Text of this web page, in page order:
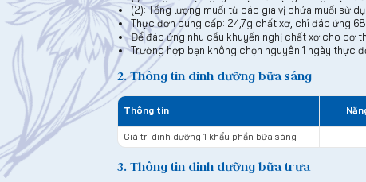
(2): Tổng lượng muối từ các gia vị chứa muối sử
Thực đơn cung cấp: 24,7g chất xơ, chỉ đáp ứng
Để đáp ứng nhu cầu khuyến nghị chất xơ cho cơ
Trường hợp bạn không chọn nguyên 1 ngày thực
2. Thông tin dinh dưỡng bữa sáng
Thông tin
Giá trị dinh dưỡng 1 khẩu phần bữa sáng
3. Thông tin dinh dưỡng bữa trưa